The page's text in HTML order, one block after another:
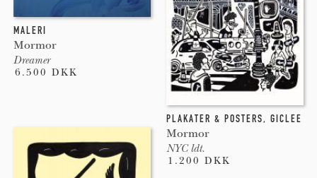
MALERI
Mormor
Dreamer
6.500 DKK
PLAKATER & POSTERS, GICLEE
Mormor
NYC ldt.
1.200 DKK